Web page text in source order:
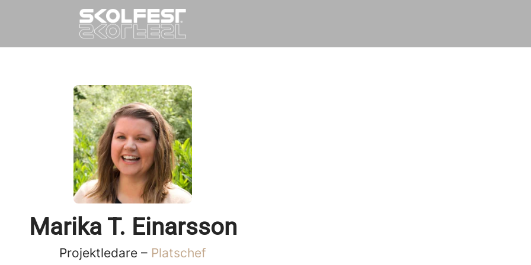
Marika T. Einarsson
Projektledare – Platschef